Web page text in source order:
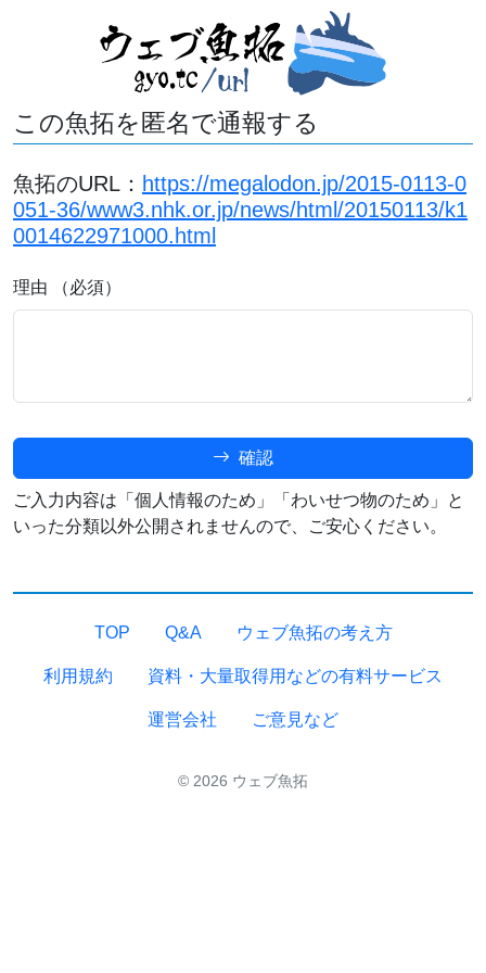
この魚拓を匿名で通報する
魚拓のURL： https://megalodon.jp/2015-0113-0
051-36/www3.nhk.or.jp/news/html/20150113/k1
0014622971000.html
理由 （必須）
確認
ご入力内容は「個人情報のため」「わいせつ物のため」と
いった分類以外公開されませんので、ご安心ください。
TOP Q&A ウェブ魚拓の考え方
利用規約 資料・大量取得用などの有料サービス
運営会社 ご意見など
© 2026 ウェブ魚拓